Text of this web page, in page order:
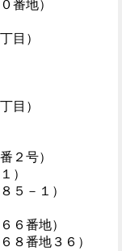
番地）
目）
目）
２号）
）
５－１）
６番地）
８番地３６）